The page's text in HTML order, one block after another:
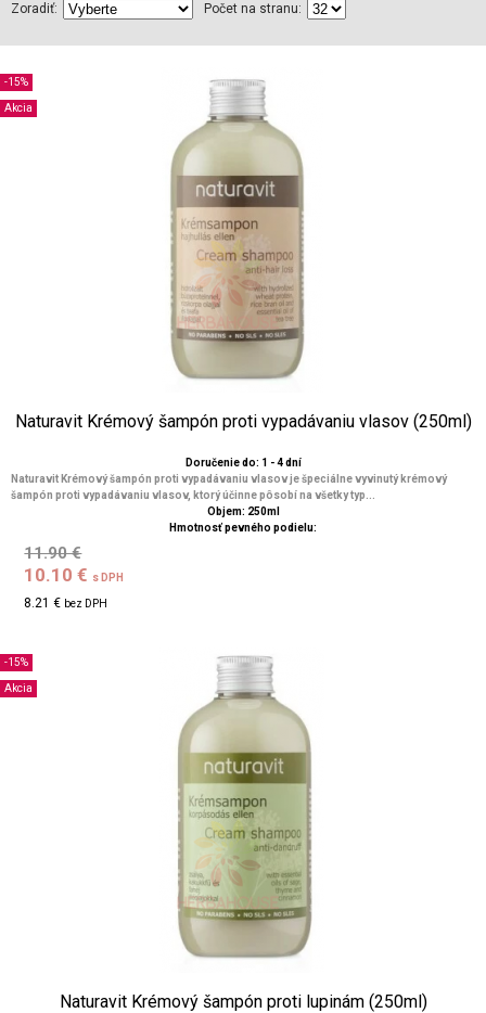
Zoradiť: Počet na stranu:
-15%
Akcia
Naturavit Krémový šampón proti vypadávaniu vlasov (250ml)
Doručenie do: 1 - 4 dní
Naturavit Krémový šampón proti vypadávaniu vlasov je špeciálne vyvinutý krémový
šampón proti vypadávaniu vlasov, ktorý účinne pôsobí na všetky typ...
Objem: 250ml
Hmotnosť pevného podielu:
11.90 €
10.10 € s DPH
8.21 € bez DPH
-15%
Akcia
Naturavit Krémový šampón proti lupinám (250ml)